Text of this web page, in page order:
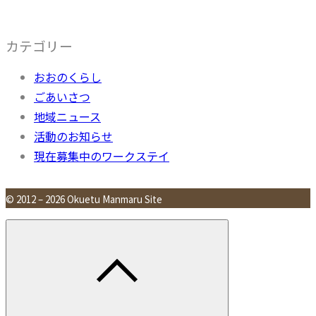
カテゴリー
おおのくらし
ごあいさつ
地域ニュース
活動のお知らせ
現在募集中のワークステイ
© 2012 – 2026 Okuetu Manmaru Site